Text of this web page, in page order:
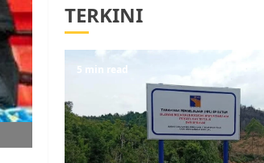
5 JULI 15, 2026
Pemko
RT dan RW
Pendataan
TERKINI
5 min read